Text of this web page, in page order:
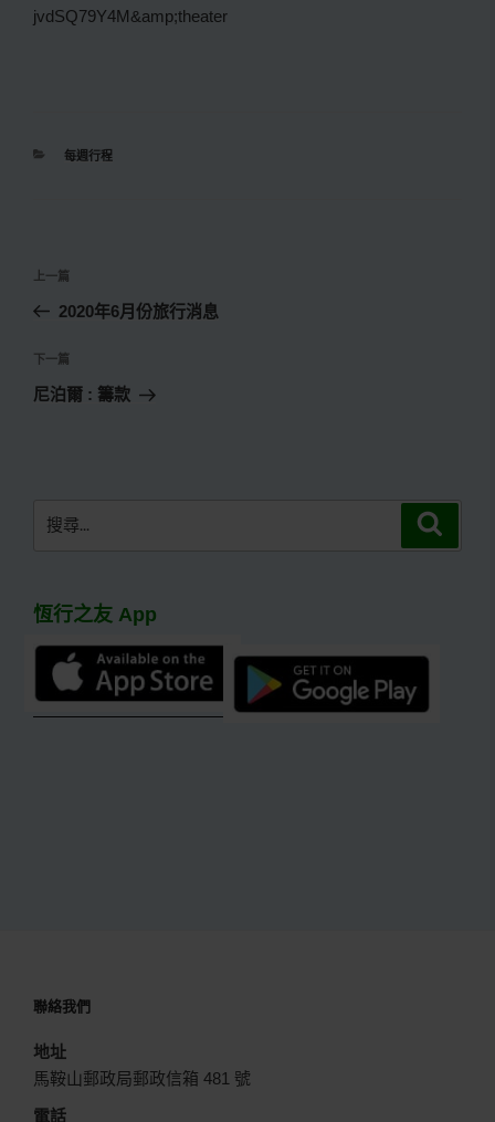
jvdSQ79Y4M&amp;theater
分
每週行程
文
覽
上
一
文
章
上一篇
2020年6月份旅行消息
下
一
下一篇
尼泊爾 : 籌款
尋
字:
恆行之友 App
聯絡我們
地址
馬鞍山郵政局郵政信箱 481 號
電話